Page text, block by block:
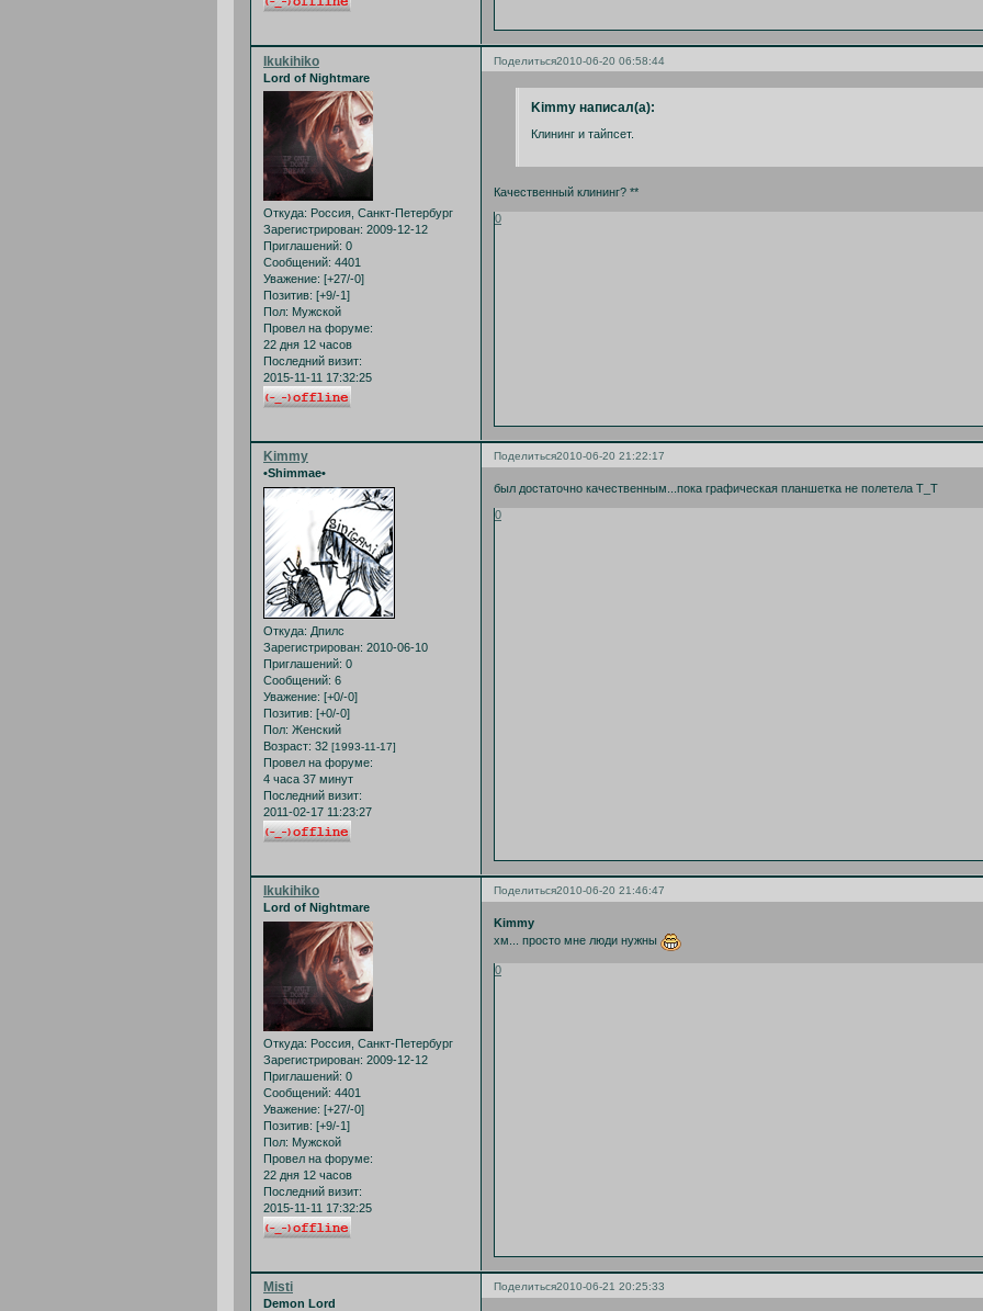
Поделиться2010-06-20 06:58:44
Ikukihiko
Lord of Nightmare
Откуда: Россия, Санкт-Петербург
Зарегистрирован: 2009-12-12
Приглашений: 0
Сообщений: 4401
Уважение: [+27/-0]
Позитив: [+9/-1]
Пол: Мужской
Провел на форуме:
22 дня 12 часов
Последний визит:
2015-11-11 17:32:25
Kimmy написал(а):
Клининг и тайпсет.
Качественный клининг? **
0
Поделиться2010-06-20 21:22:17
Kimmy
•Shimmae•
Откуда: Дпилс
Зарегистрирован: 2010-06-10
Приглашений: 0
Сообщений: 6
Уважение: [+0/-0]
Позитив: [+0/-0]
Пол: Женский
Возраст: 32 [1993-11-17]
Провел на форуме:
4 часа 37 минут
Последний визит:
2011-02-17 11:23:27
был достаточно качественным...пока графическая планшетка не полетела Т_Т
0
Поделиться2010-06-20 21:46:47
Ikukihiko
Lord of Nightmare
Откуда: Россия, Санкт-Петербург
Зарегистрирован: 2009-12-12
Приглашений: 0
Сообщений: 4401
Уважение: [+27/-0]
Позитив: [+9/-1]
Пол: Мужской
Провел на форуме:
22 дня 12 часов
Последний визит:
2015-11-11 17:32:25
Kimmy
хм... просто мне люди нужны
0
Поделиться2010-06-21 20:25:33
Misti
Demon Lord